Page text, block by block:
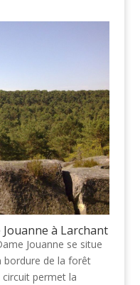
à Larchant
Jouanne se situe
bordure de la forêt
permet la